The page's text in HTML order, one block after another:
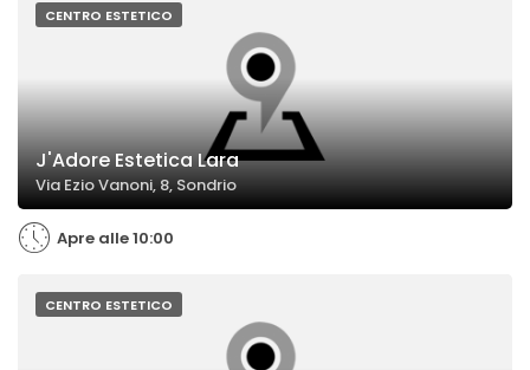
CENTRO ESTETICO
J'Adore Estetica Lara
Via Ezio Vanoni, 8, Sondrio
Apre alle 10:00
CENTRO ESTETICO